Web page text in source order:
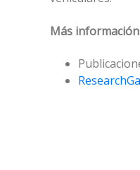
Más información